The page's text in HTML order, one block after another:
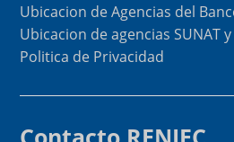
Ubicacion de Agencias del
Ubicacion de agencias SUNAT y
Politica de Privacidad